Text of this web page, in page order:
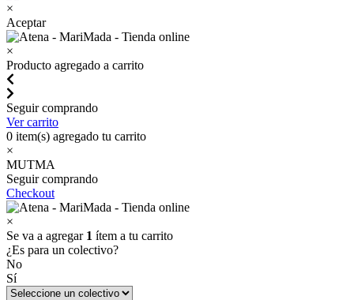
×
Aceptar
×
Producto agregado a carrito
Seguir comprando
Ver carrito
0 item(s) agregado tu carrito
×
MUTMA
Seguir comprando
Checkout
×
Se va a agregar 1 ítem a tu carrito
¿Es para un colectivo?
No
Sí